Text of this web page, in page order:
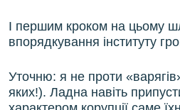
І першим кроком на цьому
впорядкування інституту
Уточню: я не проти
яких!). Ладна навіть